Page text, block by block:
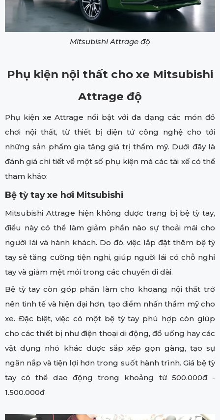
Mitsubishi Attrage độ
Phụ kiện nội thất cho xe Mitsubishi
Attrage độ
Phụ kiện xe Attrage nổi bật với đa dạng các món đồ
chơi nội thất, từ thiết bị điện tử công nghệ cho tới
những sản phẩm gia tăng giá trị thẩm mỹ. Dưới đây là
đánh giá chi tiết về một số phụ kiện mà các tài xế có thể
tham khảo:
Bệ tỳ tay xe hơi Mitsubishi
Mitsubishi Attrage hiện không được trang bị bệ tỳ tay,
điều này có thể làm giảm phần nào sự thoải mái cho
người lái và hành khách. Do đó, việc lắp đặt thêm bệ tỳ
tay sẽ tăng cường tiện nghi, giúp người lái có chỗ nghỉ
tay và giảm mệt mỏi trong các chuyến đi dài.
Bệ tỳ tay còn góp phần làm cho khoang nội thất trở
nên tinh tế và hiện đại hơn, tạo điểm nhấn thẩm mỹ cho
xe. Đặc biệt, việc có một bệ tỳ tay phù hợp còn giúp
cho các thiết bị như điện thoại di động, đồ uống hay các
vật dụng nhỏ khác được sắp xếp gọn gàng, tạo sự
ngăn nắp và tiện lợi hơn trong suốt hành trình. Giá bệ tỳ
tay có thể dao động trong khoảng từ 500.000đ -
1.500.000đ